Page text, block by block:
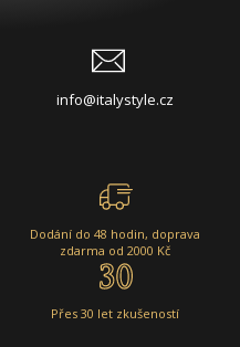
info@italystyle.cz
Dodání do 48 hodin, doprava
zdarma od 2000 Kč
Přes 30 let zkušeností